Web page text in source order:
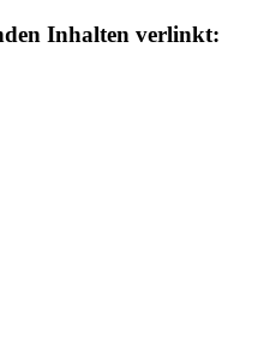
Inhalten verlinkt: